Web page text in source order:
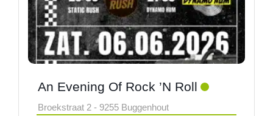
An Evening Of Rock ’n Roll
Broekstraat 2 - 9255 Buggenhout